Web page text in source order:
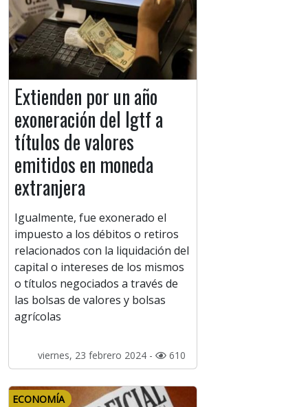
Extienden por un año
exoneración del Igtf a
títulos de valores
emitidos en moneda
extranjera
Igualmente, fue exonerado el
impuesto a los débitos o retiros
relacionados con la liquidación del
capital o intereses de los mismos
o títulos negociados a través de
las bolsas de valores y bolsas
agrícolas
viernes, 23 febrero 2024 - 610
ECONOMÍA